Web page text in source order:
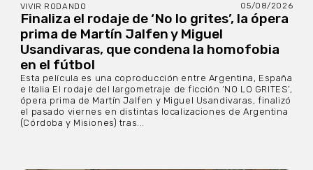
VIVIR RODANDO 05/08/2026
Finaliza el rodaje de ‘No lo grites’, la ópera
prima de Martín Jalfen y Miguel
Usandivaras, que condena la homofobia
en el fútbol
Esta película es una coproducción entre Argentina, España
e Italia El rodaje del largometraje de ficción ‘NO LO GRITES’,
ópera prima de Martín Jalfen y Miguel Usandivaras, finalizó
el pasado viernes en distintas localizaciones de Argentina
(Córdoba y Misiones) tras...